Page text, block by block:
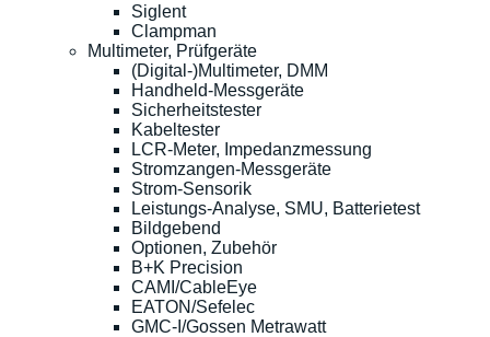
Siglent
Clampman
Multimeter, Prüfgeräte
(Digital-)Multimeter, DMM
Handheld-Messgeräte
Sicherheitstester
Kabeltester
LCR-Meter, Impedanzmessung
Stromzangen-Messgeräte
Strom-Sensorik
Leistungs-Analyse, SMU, Batterietest
Bildgebend
Optionen, Zubehör
B+K Precision
CAMI/CableEye
EATON/Sefelec
GMC-I/Gossen Metrawatt